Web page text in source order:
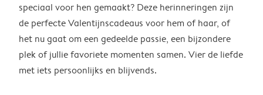
speciaal voor hen gemaakt? Deze herinneringen zijn
de perfecte Valentijnscadeaus voor hem of haar, of
het nu gaat om een gedeelde passie, een bijzondere
plek of jullie favoriete momenten samen. Vier de liefde
met iets persoonlijks en blijvends.